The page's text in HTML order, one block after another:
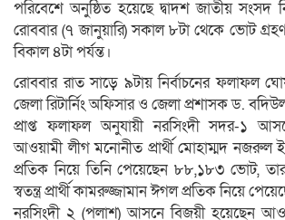
পরিবেশে অনুষ্ঠিত হয়েছে দ্বাদশ জাতীয় সংসদ
রোববার (৭ জানুয়ারি) সকাল ৮টা থেকে ভোট
বিকাল ৪টা পর্যন্ত।
রোববার রাত সাড়ে ৯টায় নির্বাচনের ফলাফল
জেলা রিটার্নিং অফিসার ও জেলা প্রশাসক ড.
প্রাপ্ত ফলাফল অনুযায়ী নরসিংদী সদর-১
আওয়ামী লীগ মনোনীত প্রার্থী মোহাম্মদ নজরুল
প্রতিক নিয়ে তিনি পেয়েছেন ৮৮,১৮৩ ভোট, তার
স্বতন্ত্র প্রার্থী কামরুজ্জামান ঈগল প্রতিক নিয়ে
নরসিংদী ২ (পলাশ) আসনে বিজয়ী হয়েছেন